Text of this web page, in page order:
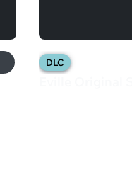
DLC